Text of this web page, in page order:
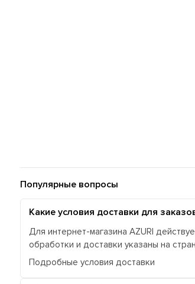
Популярные вопросы
Какие условия доставки для
Для интернет-магазина AZURI
обработки и доставки указаны на
Подробные условия доставки